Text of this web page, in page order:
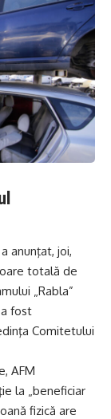
anunţat, joi,
totală de
„Rabla”
fost
Comitetului
AFM
la „beneficiar
fizică are